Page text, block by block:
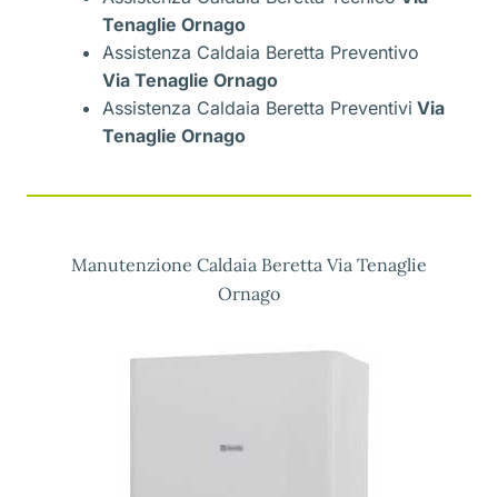
Tenaglie Ornago
Assistenza Caldaia Beretta Preventivo
Via Tenaglie Ornago
Assistenza Caldaia Beretta Preventivi Via
Tenaglie Ornago
Manutenzione Caldaia Beretta Via Tenaglie
Ornago